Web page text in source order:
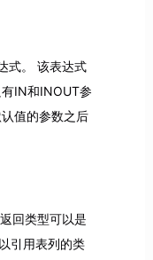
式。 该表达式
IN和INOUT参
值的参数之后
回类型可以是
引用表列的类